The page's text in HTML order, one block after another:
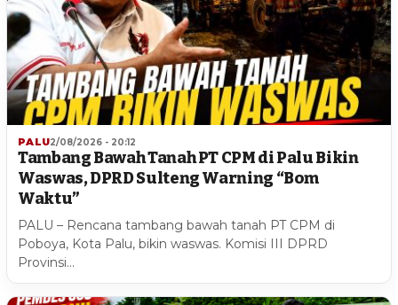
PALU2/08/2026 - 20:12
Tambang Bawah Tanah PT CPM di Palu Bikin
Waswas, DPRD Sulteng Warning “Bom
Waktu”
PALU – Rencana tambang bawah tanah PT CPM di
Poboya, Kota Palu, bikin waswas. Komisi III DPRD
Provinsi…